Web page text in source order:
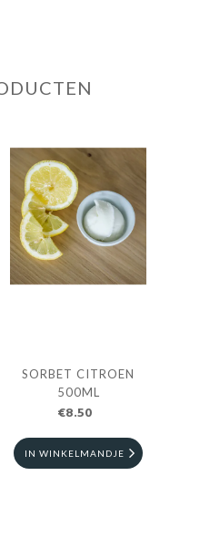
SORBET CITROEN
500ML
€8.50
IN WINKELMANDJE